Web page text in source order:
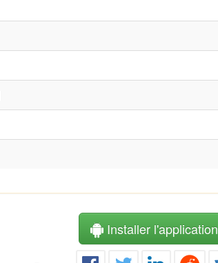
Installer l'application